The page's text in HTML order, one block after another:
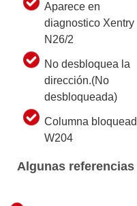
Aparece en
diagnostico Xentry
N26/2
No desbloquea la
dirección.(No
desbloqueada)
Columna
W204
Algunas